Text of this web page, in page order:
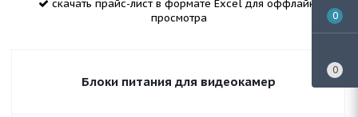
скачать прайс-лист в формате Excel для оффлайн-
просмотра
Блоки питания для видеокамер
0
0